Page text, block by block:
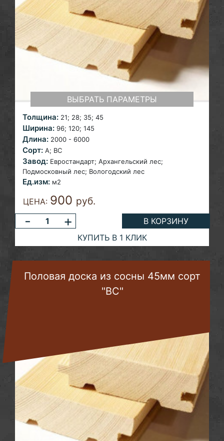
ВЫБРАТЬ ПАРАМЕТРЫ
Толщина: 21; 28; 35; 45
Ширина: 96; 120; 145
Длина: 2000 - 6000
Сорт: A; ВС
Завод: Евростандарт; Архангельский лес;
Подмосковный лес; Вологодский лес
Ед.изм: м2
ЦЕНА: 900 руб.
- +
В КОРЗИНУ
КУПИТЬ В 1 КЛИК
Половая доска из сосны 45мм сорт
"ВС"